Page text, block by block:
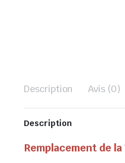
Description Avis (0)
Description
Remplacement de